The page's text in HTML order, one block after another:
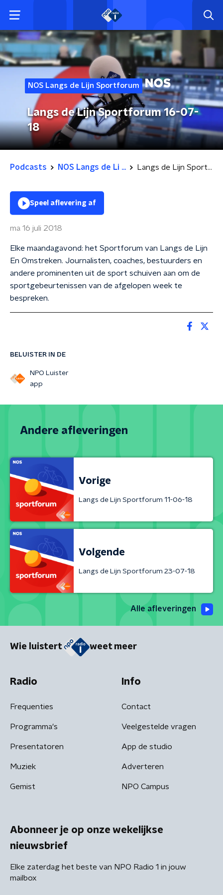
NOS Langs de Lijn Sportforum
Langs de Lijn Sportforum 16-07-
18
Podcasts NOS Langs de Li ... Langs de Lijn Sportforum 16-07-18
BELUISTER IN DE
NPO Luister
app
Speel aflevering af
ma 16 juli 2018
Elke maandagavond: het Sportforum van Langs de Lijn
En Omstreken. Journalisten, coaches, bestuurders en
andere prominenten uit de sport schuiven aan om de
sportgebeurtenissen van de afgelopen week te
bespreken.
Andere afleveringen
Vorige
Langs de Lijn Sportforum 11-06-18
Volgende
Langs de Lijn Sportforum 23-07-18
Alle afleveringen
Wie luistert weet meer
Radio
Frequenties
Programma's
Presentatoren
Muziek
Gemist
Info
Contact
Veelgestelde vragen
App de studio
Adverteren
NPO Campus
Abonneer je op onze wekelijkse
nieuwsbrief
Elke zaterdag het beste van NPO Radio 1 in jouw
mailbox